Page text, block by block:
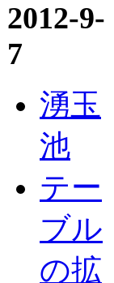
2012-9-
7
湧玉
池
テー
ブル
の拡